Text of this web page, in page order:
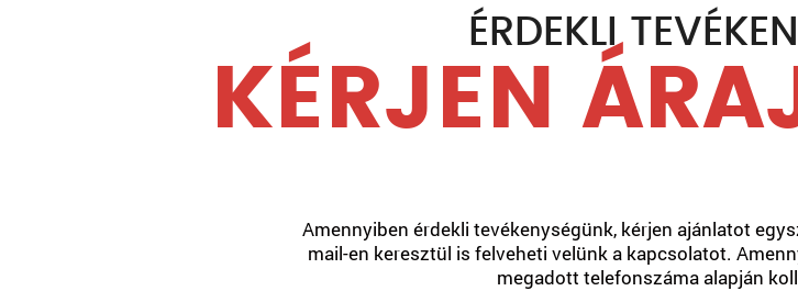
ÉRDEKLI
KÉRJEN
Amennyiben érdekli tevékenységünk, kérjen ajánlatot
mail-en keresztül is felveheti velünk a kapcsolatot.
megadott telefonszáma alapján